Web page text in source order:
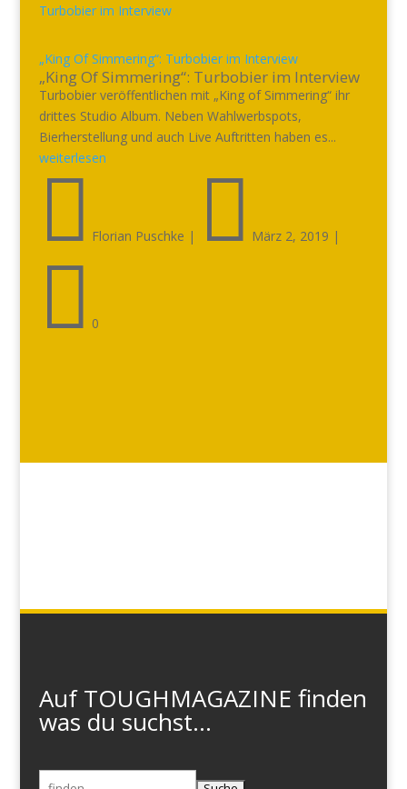
„King Of Simmering“: Turbobier im Interview
„King Of Simmering“: Turbobier im Interview
Turbobier veröffentlichen mit „King of Simmering“ ihr
drittes Studio Album. Neben Wahlwerbspots,
Bierherstellung und auch Live Auftritten haben es...
weiterlesen
 Florian Puschke |  März 2, 2019 |
 0
Auf TOUGHMAGAZINE finden
was du suchst...
Suchen